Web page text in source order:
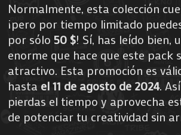
Normalmente, esta colección
¡pero por tiempo limitado
por sólo 50 $! Sí, has leído bien,
enorme que hace que este pack
atractivo. Esta promoción es
hasta el 11 de agosto de 2024.
pierdas el tiempo y aprovecha
de potenciar tu creatividad sin